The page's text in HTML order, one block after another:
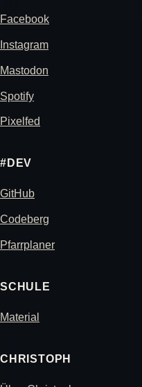
Facebook
Instagram
Mastodon
Spotify
Pixelfed
#DEV
GitHub
Codeberg
Pfarrplaner
SCHULE
Material
CHRISTOPH